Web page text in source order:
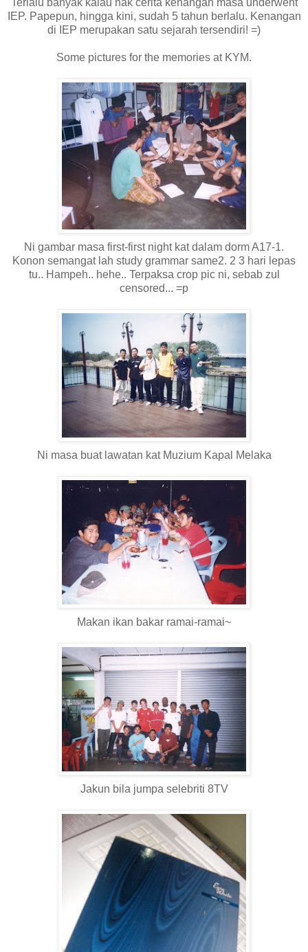
Terlalu banyak kalau nak cerita kenangan masa underwent
IEP. Papepun, hingga kini, sudah 5 tahun berlalu. Kenangan
di IEP merupakan satu sejarah tersendiri! =)
Some pictures for the memories at KYM.
Ni gambar masa first-first night kat dalam dorm A17-1.
Konon semangat lah study grammar same2. 2 3 hari lepas
tu.. Hampeh.. hehe.. Terpaksa crop pic ni, sebab zul
censored... =p
Ni masa buat lawatan kat Muzium Kapal Melaka
Makan ikan bakar ramai-ramai~
Jakun bila jumpa selebriti 8TV